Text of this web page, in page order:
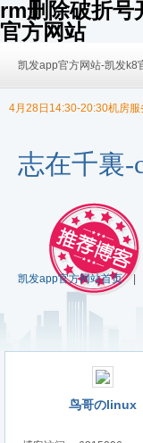
rm删除破折号
官方网站
凯发app官方网站-凯发k8
志在千裏-
4月28日14:30-20:30机房服
9/30日 14:00 -10/4日 08:00
凯发app官方网站首页|
鸟哥のlinux